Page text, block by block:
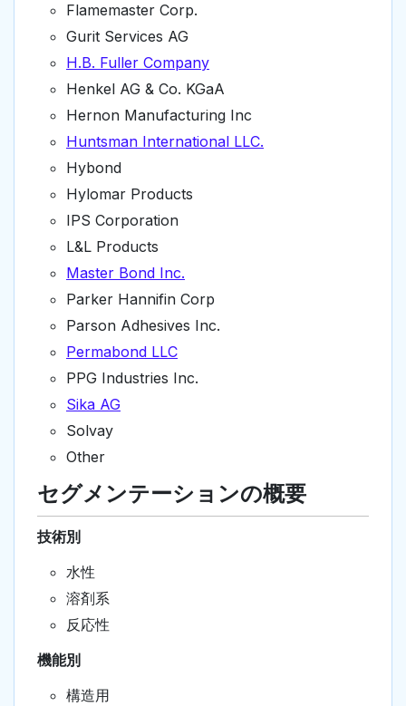
Flamemaster Corp.
Gurit Services AG
H.B. Fuller Company
Henkel AG & Co. KGaA
Hernon Manufacturing Inc
Huntsman International LLC.
Hybond
Hylomar Products
IPS Corporation
L&L Products
Master Bond Inc.
Parker Hannifin Corp
Parson Adhesives Inc.
Permabond LLC
PPG Industries Inc.
Sika AG
Solvay
Other
セグメンテーションの概要
技術別
水性
溶剤系
反応性
機能別
構造用